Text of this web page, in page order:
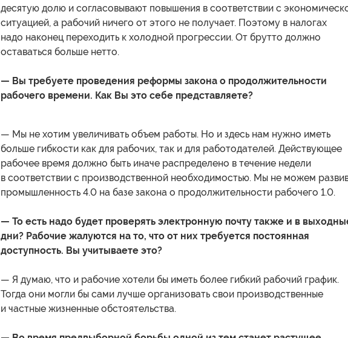
десятую долю и согласовывают повышения в соответствии с
ситуацией, а рабочий ничего от этого не получает. Поэтому в налогах
надо наконец переходить к холодной прогрессии. От брутто должно
оставаться больше нетто.
— Вы требуете проведения реформы закона о продолжительности
рабочего времени. Как Вы это себе представляете?
— Мы не хотим увеличивать объем работы. Но и здесь нам нужно иметь
больше гибкости как для рабочих, так и для работодателей. Действующее
рабочее время должно быть иначе распределено в течение недели
в соответствии с производственной необходимостью. Мы не можем
промышленность 4.0 на базе закона о продолжительности рабочего 1.0.
— То есть надо будет проверять электронную почту также и в
дни? Рабочие жалуются на то, что от них требуется постоянная
доступность. Вы учитываете это?
— Я думаю, что и рабочие хотели бы иметь более гибкий рабочий график.
Тогда они могли бы сами лучше организовать свои производственные
и частные жизненные обстоятельства.